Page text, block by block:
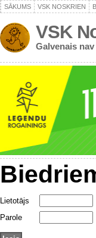
SĀKUMS VSK NOSKRIEN
VSK
Galvenais
Lietotājs
Parole